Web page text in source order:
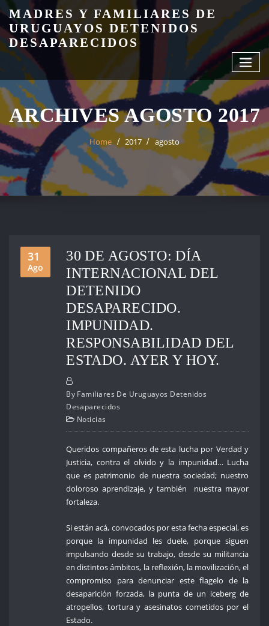
Skip
content
MADRES Y FAMILIARES DE
URUGUAYOS DETENIDOS
DESAPARECIDOS
ARCHIVES AGOSTO 2017
Home 2017 agosto
31
Ago
30 DE AGOSTO: DÍA
INTERNACIONAL DEL
DETENIDO
DESAPARECIDO.
IMPUNIDAD.
RESPONSABILIDAD DEL
ESTADO. AYER Y HOY.
By Familiares De Uruguayos Detenidos
Desaparecidos
Noticias
Queridos compañeros de esta lucha por Verdad y
Justicia, contra el olvido y la impunidad… Lucha
que es patrimonio de nuestra sociedad; nuestro
doloroso aprendizaje, y también nuestra mayor
fortaleza.
Si están acá, convocados por esta fecha especial, es
porque la impunidad les duele, porque siguen
impulsando desde su trabajo, desde su militancia
en distintos ámbitos, la reflexión, la movilización, el
compromiso para denunciar este flagelo de la
desaparición forzada, la punta de un iceberg de
atropellos, tortura y asesinatos cometidos por el
Estado.